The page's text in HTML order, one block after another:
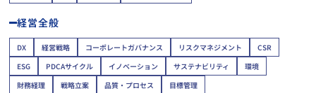
経営全般
DX 経営戦略 コーポレートガバナンス リスクマネジメント
CSR
ESG
PDCAサイクル イノベーション サステナビリティ
環境
財務経理
戦略立案 品質・プロセス 目標管理